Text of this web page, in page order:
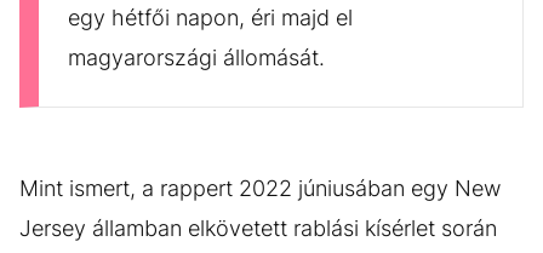
egy hétfői napon, éri majd el
magyarországi állomását.
Mint ismert, a rappert 2022 júniusában egy New
Jersey államban elkövetett rablási kísérlet során